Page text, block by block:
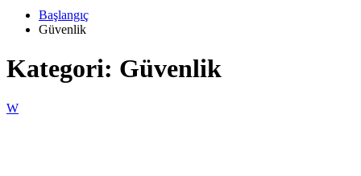
Başlangıç
Güvenlik
Kategori: Güvenlik
W